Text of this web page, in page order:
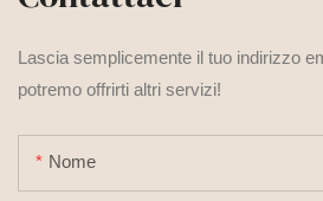
Lascia semplicemente il tuo indirizzo
potremo offrirti altri servizi!
Nome